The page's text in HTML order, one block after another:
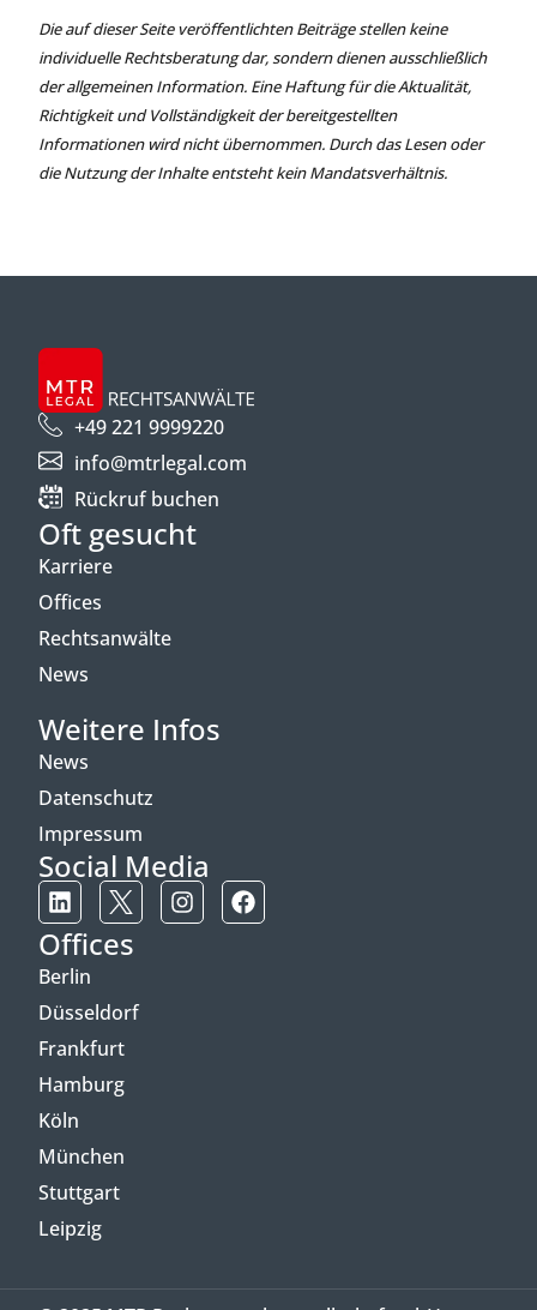
Die auf dieser Seite veröffentlichten Beiträge stellen keine
individuelle Rechtsberatung dar, sondern dienen ausschließlich
der allgemeinen Information. Eine Haftung für die Aktualität,
Richtigkeit und Vollständigkeit der bereitgestellten
Informationen wird nicht übernommen. Durch das Lesen oder
die Nutzung der Inhalte entsteht kein Mandatsverhältnis.
+49 221 9999220
info@mtrlegal.com
Rückruf buchen
Oft gesucht
Karriere
Offices
Rechtsanwälte
News
Weitere Infos
News
Datenschutz
Impressum
Social Media
Offices
Berlin
Düsseldorf
Frankfurt
Hamburg
Köln
München
Stuttgart
Leipzig